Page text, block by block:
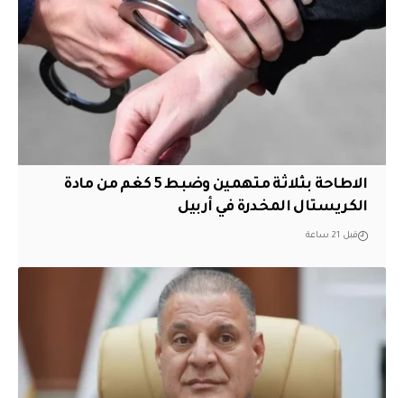
الاطاحة بثلاثة متهمين وضبط 5 كغم من مادة
الكريستال المخدرة ​في أربيل
قبل 21 ساعة